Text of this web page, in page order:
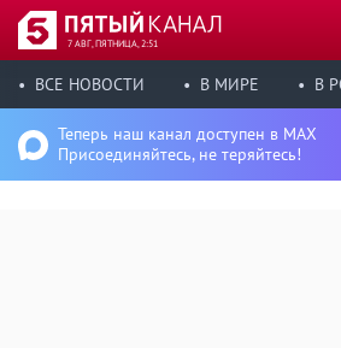
7 АВГ, ПЯТНИЦА, 2:51
ВСЕ НОВОСТИ В МИРЕ В
Теперь наш канал доступен в MAX
Присоединяйтесь, не теряйтесь!